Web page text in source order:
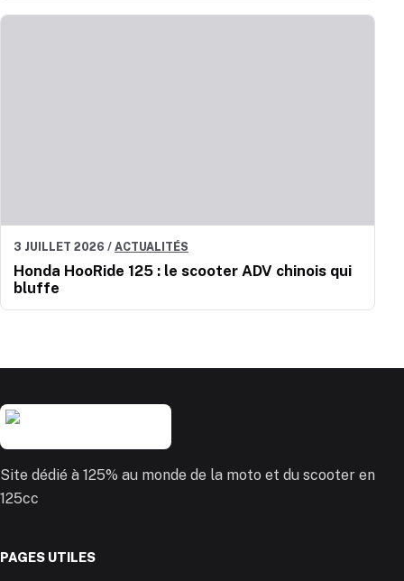
3 JUILLET 2026 / ACTUALITÉS
Honda HooRide 125 : le scooter ADV chinois qui
bluffe
Site dédié à 125% au monde de la moto et du scooter en
125cc
PAGES UTILES